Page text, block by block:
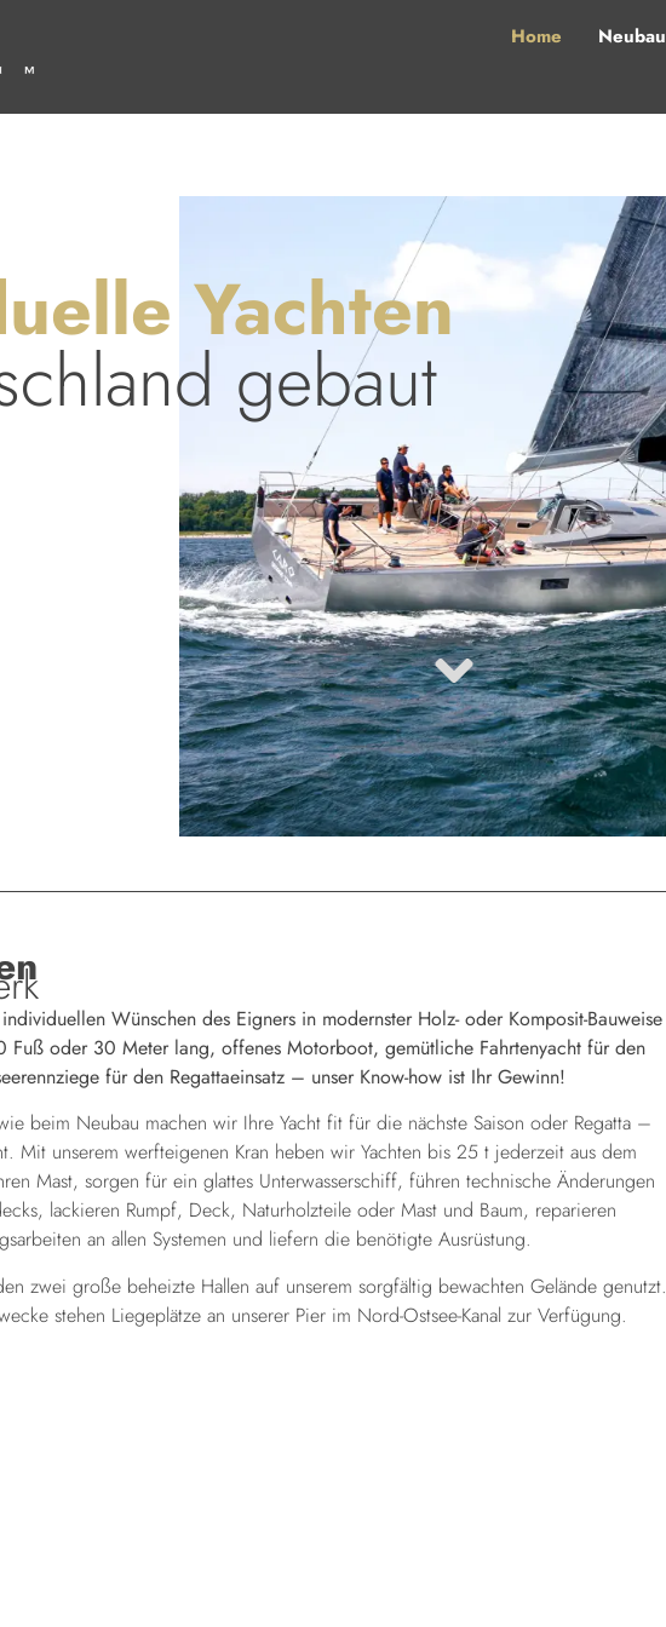
Home Neubau
Yachten
gebaut
Wünschen des Eigners in modernster Holz- oder Komposit-Bauweise
Fuß oder 30 Meter lang, offenes Motorboot, gemütliche Fahrtenyacht für den
für den Regattaeinsatz – unser Know-how ist Ihr Gewinn!
beim Neubau machen wir Ihre Yacht fit für die nächste Saison oder Regatta –
Mit unserem werfteigenen Kran heben wir Yachten bis 25 t jederzeit aus dem
Mast, sorgen für ein glattes Unterwasserschiff, führen technische Änderungen
lackieren Rumpf, Deck, Naturholzteile oder Mast und Baum, reparieren
an allen Systemen und liefern die benötigte Ausrüstung.
zwei große beheizte Hallen auf unserem sorgfältig bewachten Gelände genutzt.
stehen Liegeplätze an unserer Pier im Nord-Ostsee-Kanal zur Verfügung.